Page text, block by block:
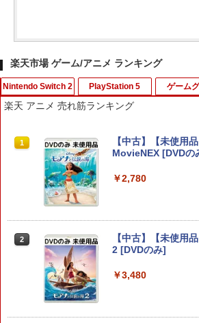
楽天市場 ゲーム/アニメ ランキング
Nintendo Switch 2
1
【SALE・大幅値
品】ホグワーツ・
及び製品保証の対
ELDEN RING
PlayStation 5
1
【KONAMI】コ
サイレントヒルf』
2
【中古】PS5ドラ
めし五つの種族
ゲーム
1
【中古】本気(マジ
か)る DS宅地建物取
￥350
2
【中古】
ORD(デッドライジ
ード)【CEROレー
楽天 アニメ 売れ筋ランキング
1
【中古】【未使用
MovieNEX [DVDの
￥2,780
2
【中古】【未使用
2 [DVDのみ]
￥3,480